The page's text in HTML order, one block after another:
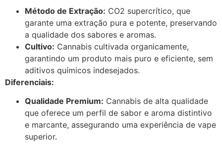
Método de Extração: CO2 supercrítico, que
garante uma extração pura e potente, preservando
a qualidade dos sabores e aromas.
Cultivo: Cannabis cultivada organicamente,
garantindo um produto mais puro e eficiente, sem
aditivos químicos indesejados.
Diferenciais:
Qualidade Premium: Cannabis de alta qualidade
que oferece um perfil de sabor e aroma distintivo
e marcante, assegurando uma experiência de vape
superior.